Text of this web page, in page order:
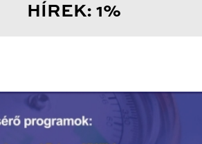
HÍREK: 1%